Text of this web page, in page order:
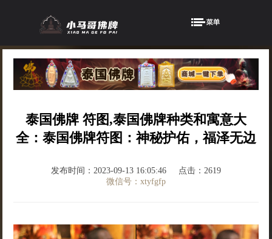
泰国佛牌 符图,泰国佛牌种类和寓意大
全：泰国佛牌符图：神秘护佑，福泽无边
发布时间：2023-09-13 16:05:46
点击：2619
微信号：xtyfgfp